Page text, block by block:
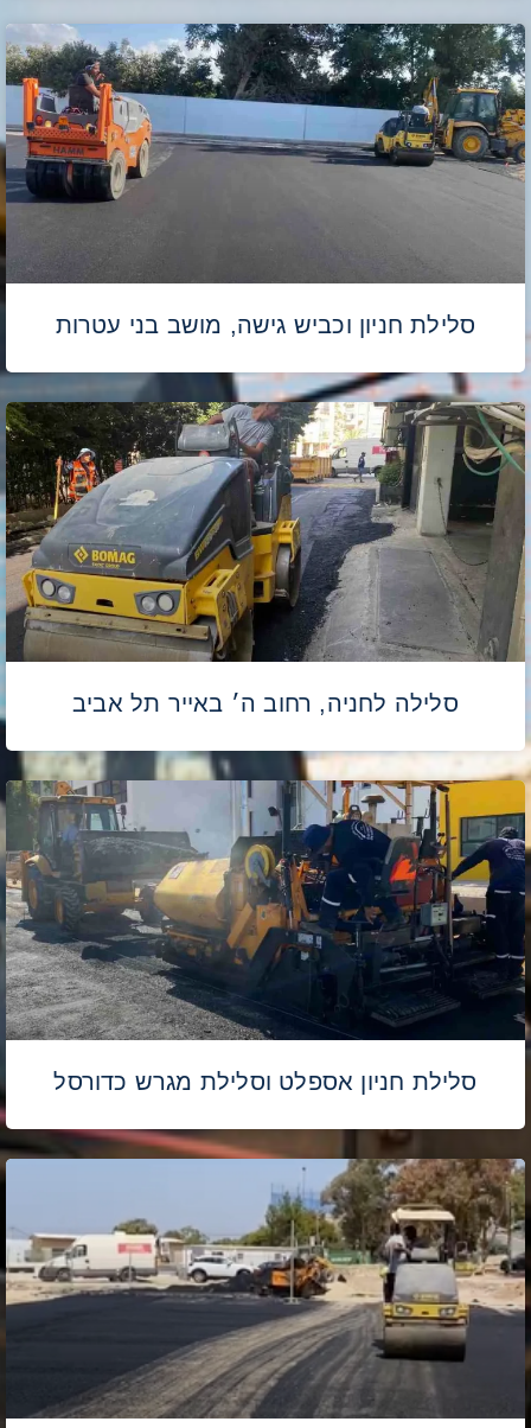
סלילת חניון וכביש גישה, מושב בני עטרות
סלילה לחניה, רחוב ה׳ באייר תל אביב
סלילת חניון אספלט וסלילת מגרש כדורסל